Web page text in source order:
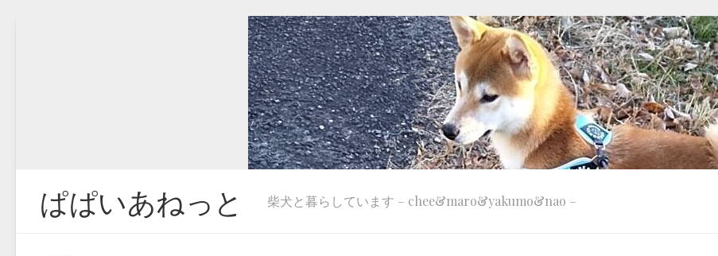
ぱぱいあねっと 柴犬と暮らしています – chee&maro&yakumo&nao –